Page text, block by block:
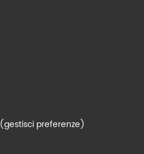
(gestisci preferenze)